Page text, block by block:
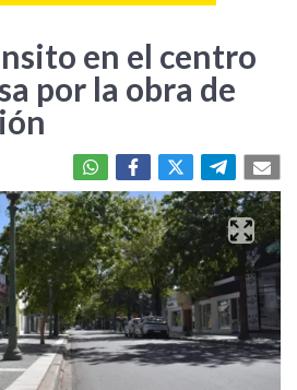
en el centro
por la obra de